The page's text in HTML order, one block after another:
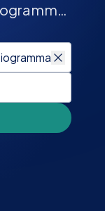
Scegli
nella
te.
nascondi